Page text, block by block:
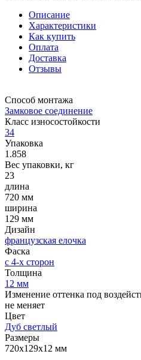
Описание
Характеристики
Как купить
Оплата
Доставка
Отзывы
Способ монтажа
Замковое соединение
Класс износостойкости
34
Упаковка
1.858
Вес упаковки, кг
23
длина
720 мм
ширина
129 мм
Дизайн
французская елочка
Фаска
с 4-х сторон
Толщина
12 мм
Изменение оттенка под
не меняет
Цвет
Дуб светлый
Размеры
720х129х12 мм